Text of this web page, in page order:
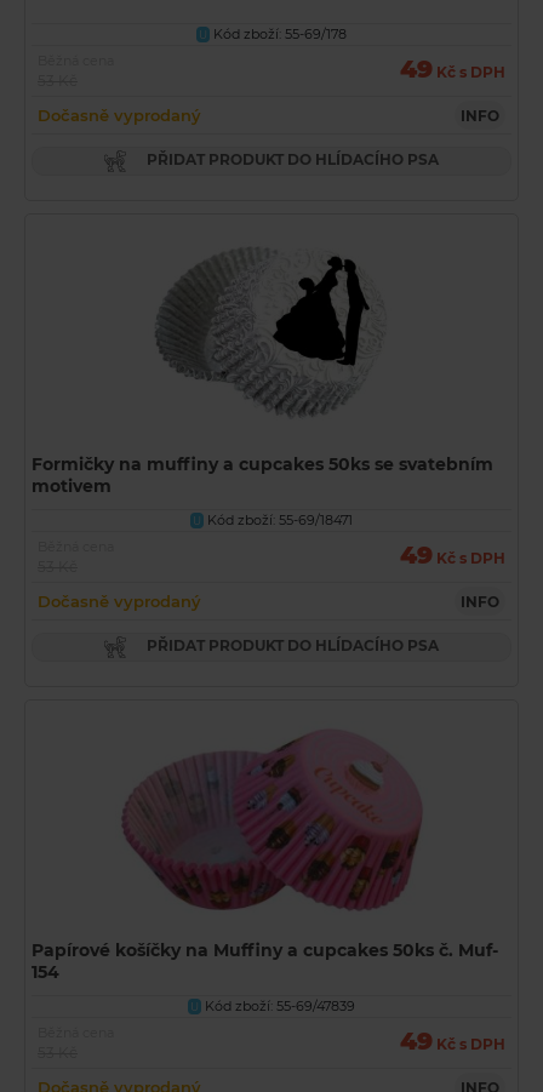
U
Kód zboží: 55-69/178
49 Kč s DPH
Dočasně vyprodaný INFO
PŘIDAT PRODUKT DO HLÍDACÍHO PSA
Formičky na muffiny a cupcakes 50ks se svatebním
motivem
U
Kód zboží: 55-69/18471
49 Kč s DPH
Dočasně vyprodaný INFO
PŘIDAT PRODUKT DO HLÍDACÍHO PSA
Papírové košíčky na Muffiny a cupcakes 50ks č. Muf-
154
U
Kód zboží: 55-69/47839
49 Kč s DPH
Dočasně vyprodaný INFO